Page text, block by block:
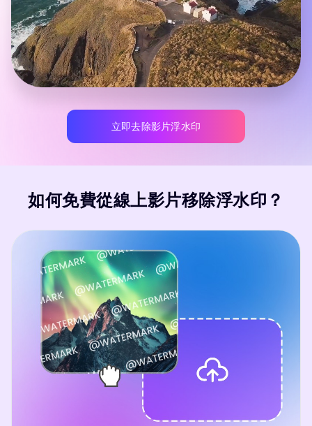
立即去除影片浮水印
如何免費從線上影片移除浮水印？